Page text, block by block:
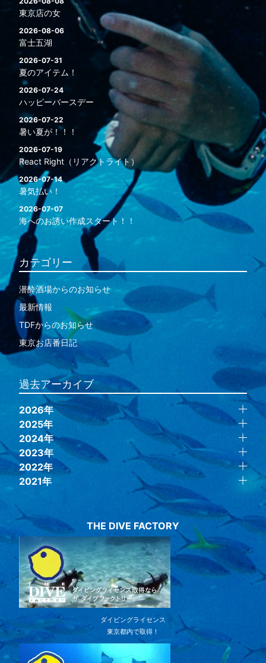
東京店の女
2026-08-06
富士五湖
2026-07-31
夏のアイテム！
2026-07-24
ハッピーバースデー
2026-07-22
暑い夏が！！！
2026-07-19
React Right（リアクトライト）
2026-07-14
暑気払い！
2026-07-07
海へのお誘い作成スタート！！
カテゴリー
潜酔酒場からのお知らせ
最新情報
TDFからのお知らせ
東京お店番日記
過去アーカイブ
2026年
2025年
2024年
2023年
2022年
2021年
THE DIVE FACTORY
ダイビングライセンス
東京都内で取得！